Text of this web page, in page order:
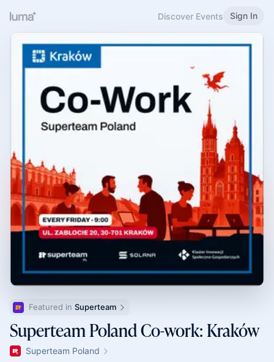
Discover Events Sign In
Featured in Superteam
Superteam Poland Co-work: Kraków
Superteam Poland